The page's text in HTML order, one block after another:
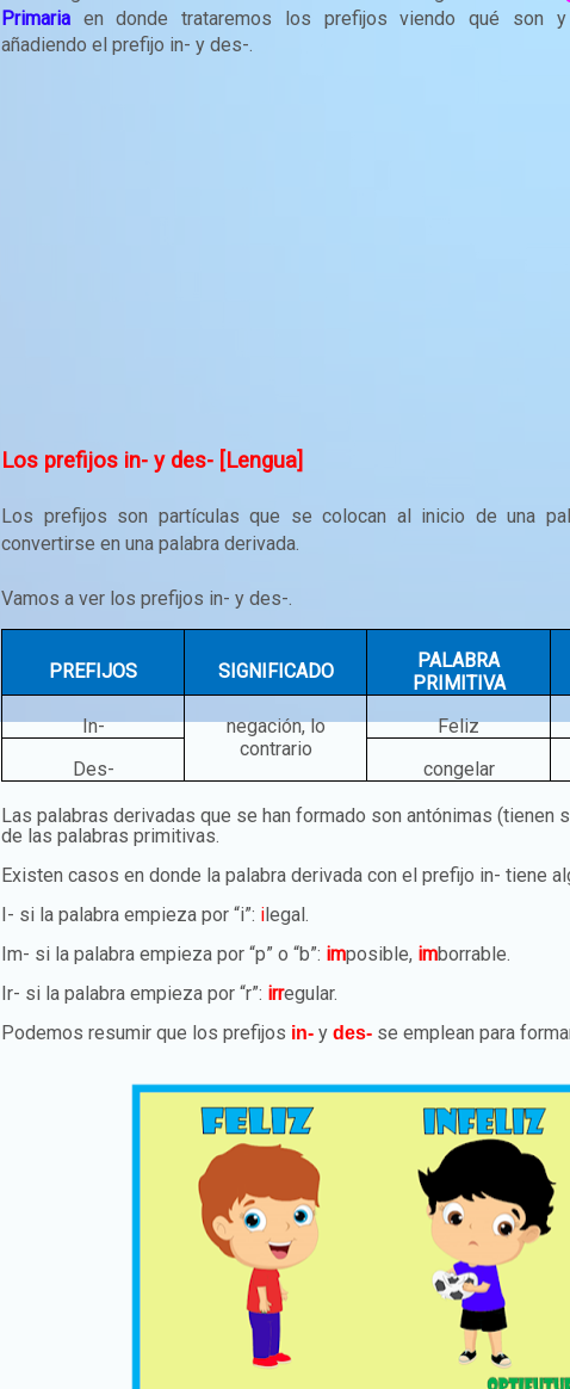
Primaria en donde trataremos los prefijos viendo qué son y
añadiendo el prefijo in- y des-.
Los prefijos in- y des- [Lengua]
Los prefijos son partículas que se colocan al inicio de una
convertirse en una palabra derivada.
Vamos a ver los prefijos in- y des-.
PREFIJOS SIGNIFICADO
PALABRA
PRIMITIVA
In-
negación, lo
contrario
Feliz
Des-
congelar
Las palabras derivadas que se han formado son antónimas (tienen
de las palabras primitivas.
Existen casos en donde la palabra derivada con el prefijo in- tiene
I- si la palabra empieza por “i”: ilegal.
Im- si la palabra empieza por “p” o “b”: imposible, imborrable.
Ir- si la palabra empieza por “r”: irregular.
Podemos resumir que los prefijos in- y des- se emplean para